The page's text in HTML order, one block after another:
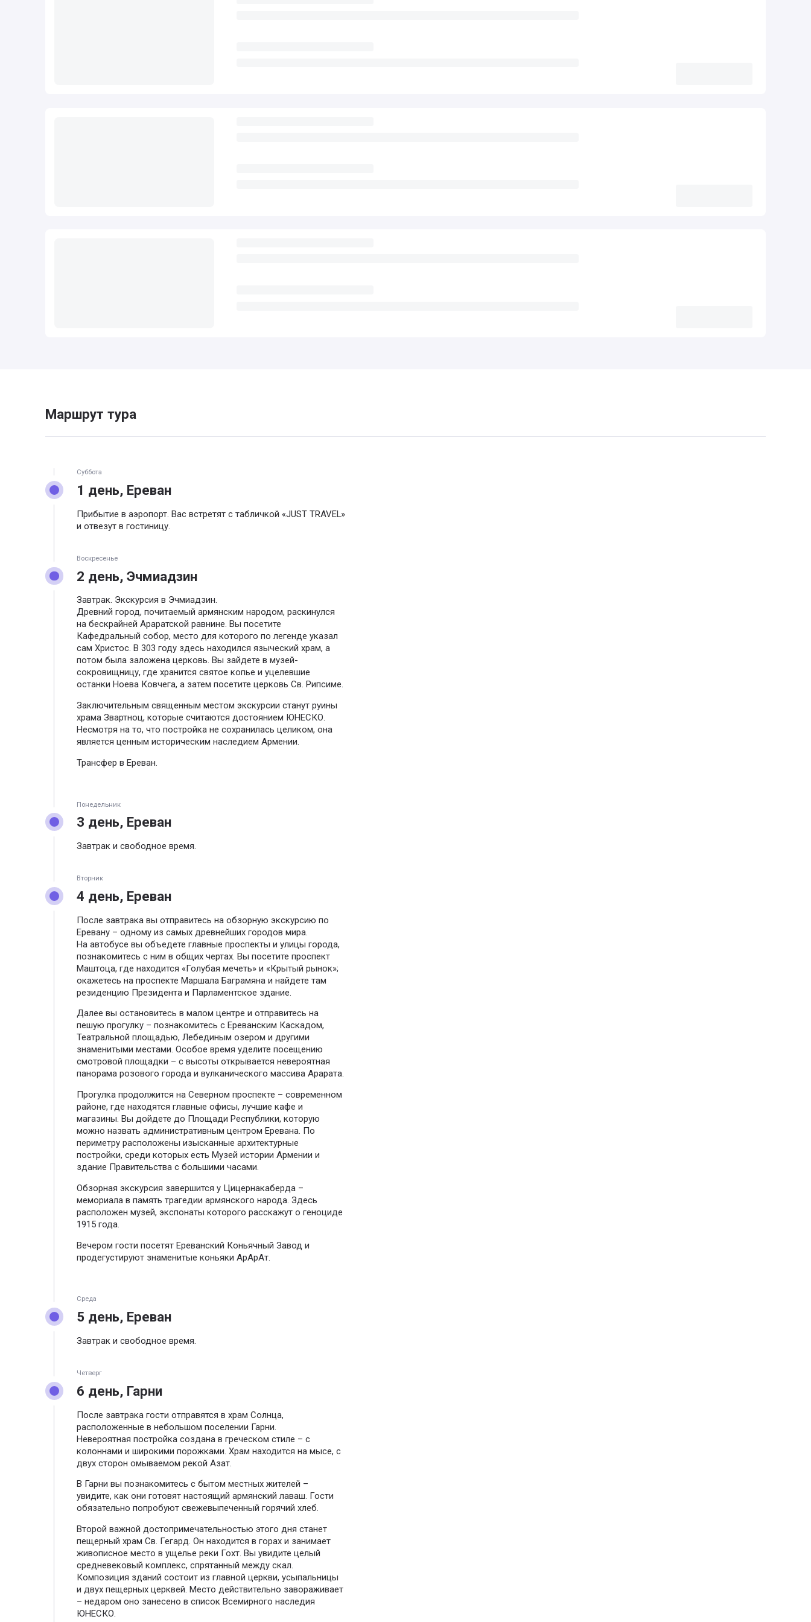
Маршрут тура
Суббота
1 день, Ереван
Прибытие в аэропорт. Вас встретят с табличкой «JUST TRAVEL»
и отвезут в гостиницу.
Воскресенье
2 день, Эчмиадзин
Завтрак. Экскурсия в Эчмиадзин.
Древний город, почитаемый армянским народом, раскинулся
на бескрайней Араратской равнине. Вы посетите
Кафедральный собор, место для которого по легенде указал
сам Христос. В 303 году здесь находился языческий храм, а
потом была заложена церковь. Вы зайдете в музей-
сокровищницу, где хранится святое копье и уцелевшие
останки Ноева Ковчега, а затем посетите церковь Св. Рипсиме.
Заключительным священным местом экскурсии станут руины
храма Звартноц, которые считаются достоянием ЮНЕСКО.
Несмотря на то, что постройка не сохранилась целиком, она
является ценным историческим наследием Армении.
Трансфер в Ереван.
Понедельник
3 день, Ереван
Завтрак и свободное время.
Вторник
4 день, Ереван
После завтрака вы отправитесь на обзорную экскурсию по
Еревану – одному из самых древнейших городов мира.
На автобусе вы объедете главные проспекты и улицы города,
познакомитесь с ним в общих чертах. Вы посетите проспект
Маштоца, где находится «Голубая мечеть» и «Крытый рынок»;
окажетесь на проспекте Маршала Баграмяна и найдете там
резиденцию Президента и Парламентское здание.
Далее вы остановитесь в малом центре и отправитесь на
пешую прогулку – познакомитесь с Ереванским Каскадом,
Театральной площадью, Лебединым озером и другими
знаменитыми местами. Особое время уделите посещению
смотровой площадки – с высоты открывается невероятная
панорама розового города и вулканического массива Арарата.
Прогулка продолжится на Северном проспекте – современном
районе, где находятся главные офисы, лучшие кафе и
магазины. Вы дойдете до Площади Республики, которую
можно назвать административным центром Еревана. По
периметру расположены изысканные архитектурные
постройки, среди которых есть Музей истории Армении и
здание Правительства с большими часами.
Обзорная экскурсия завершится у Цицернакаберда –
мемориала в память трагедии армянского народа. Здесь
расположен музей, экспонаты которого расскажут о геноциде
1915 года.
Вечером гости посетят Ереванский Коньячный Завод и
продегустируют знаменитые коньяки АрАрАт.
Среда
5 день, Ереван
Завтрак и свободное время.
Четверг
6 день, Гарни
После завтрака гости отправятся в храм Солнца,
расположенные в небольшом поселении Гарни.
Невероятная постройка создана в греческом стиле – с
колоннами и широкими порожками. Храм находится на мысе, с
двух сторон омываемом рекой Азат.
В Гарни вы познакомитесь с бытом местных жителей –
увидите, как они готовят настоящий армянский лаваш. Гости
обязательно попробуют свежевыпеченный горячий хлеб.
Второй важной достопримечательностью этого дня станет
пещерный храм Св. Гегард. Он находится в горах и занимает
живописное место в ущелье реки Гохт. Вы увидите целый
средневековый комплекс, спрятанный между скал.
Композиция зданий состоит из главной церкви, усыпальницы
и двух пещерных церквей. Место действительно завораживает
– недаром оно занесено в список Всемирного наследия
ЮНЕСКО.